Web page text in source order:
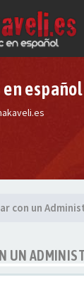
en español
con un
UN